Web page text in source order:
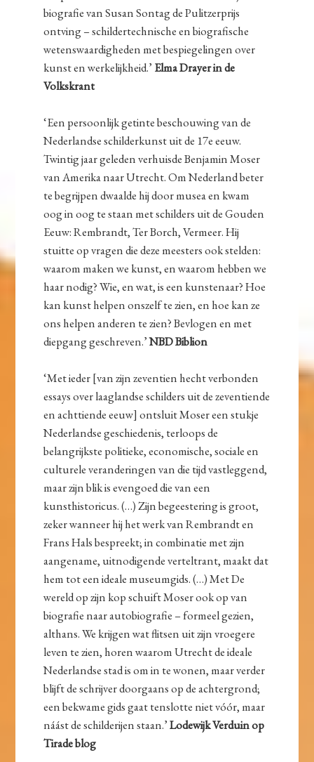
biografie van Susan Sontag de Pulitzerprijs
ontving – schildertechnische en biografische
wetenswaardigheden met bespiegelingen over
kunst en werkelijkheid.’ Elma Drayer in de
Volkskrant
‘Een persoonlijk getinte beschouwing van de
Nederlandse schilderkunst uit de 17e eeuw.
Twintig jaar geleden verhuisde Benjamin Moser
van Amerika naar Utrecht. Om Nederland beter
te begrijpen dwaalde hij door musea en kwam
oog in oog te staan met schilders uit de Gouden
Eeuw: Rembrandt, Ter Borch, Vermeer. Hij
stuitte op vragen die deze meesters ook stelden:
waarom maken we kunst, en waarom hebben we
haar nodig? Wie, en wat, is een kunstenaar? Hoe
kan kunst helpen onszelf te zien, en hoe kan ze
ons helpen anderen te zien? Bevlogen en met
diepgang geschreven.’NBD Biblion
‘Met ieder [van zijn zeventien hecht verbonden
essays over laaglandse schilders uit de zeventiende
en achttiende eeuw] ontsluit Moser een stukje
Nederlandse geschiedenis, terloops de
belangrijkste politieke, economische, sociale en
culturele veranderingen van die tijd vastleggend,
maar zijn blik is evengoed die van een
kunsthistoricus. (…) Zijn begeestering is groot,
zeker wanneer hij het werk van Rembrandt en
Frans Hals bespreekt; in combinatie met zijn
aangename, uitnodigende verteltrant, maakt dat
hem tot een ideale museumgids. (…) Met De
wereld op zijn kop schuift Moser ook op van
biografie naar autobiografie – formeel gezien,
althans. We krijgen wat flitsen uit zijn vroegere
leven te zien, horen waarom Utrecht de ideale
Nederlandse stad is om in te wonen, maar verder
blijft de schrijver doorgaans op de achtergrond;
een bekwame gids gaat tenslotte niet vóór, maar
náást de schilderijen staan.’Lodewijk Verduin op
Tirade blog